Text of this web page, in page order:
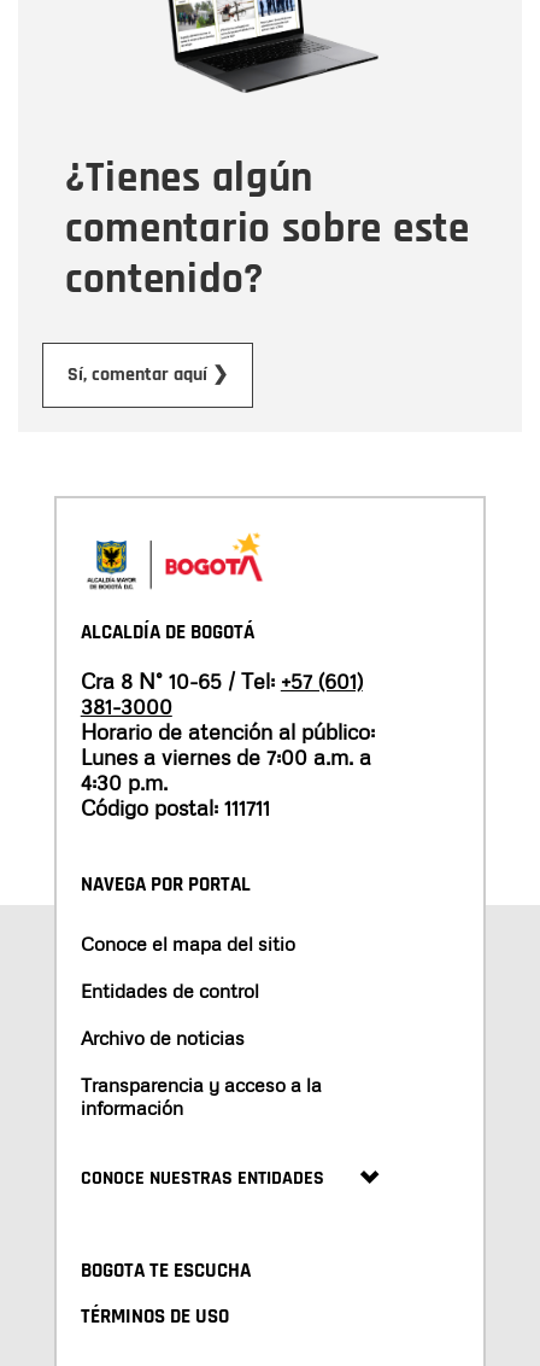
¿Tienes algún
comentario sobre este
contenido?
Sí, comentar aquí ❯
Tipo de comentario
Mensaje
ALCALDÍA DE BOGOTÁ
Cra 8 N° 10-65 / Tel: +57 (601)
381-3000
Horario de atención al público:
Lunes a viernes de 7:00 a.m. a
4:30 p.m.
Código postal: 111711
NAVEGA POR PORTAL
Conoce el mapa del sitio
Entidades de control
Archivo de noticias
Transparencia y acceso a la
información
CONOCE NUESTRAS ENTIDADES
BOGOTA TE ESCUCHA
TÉRMINOS DE USO